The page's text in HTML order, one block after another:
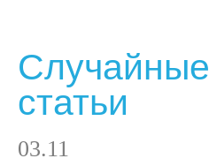
Случайные
статьи
03.11